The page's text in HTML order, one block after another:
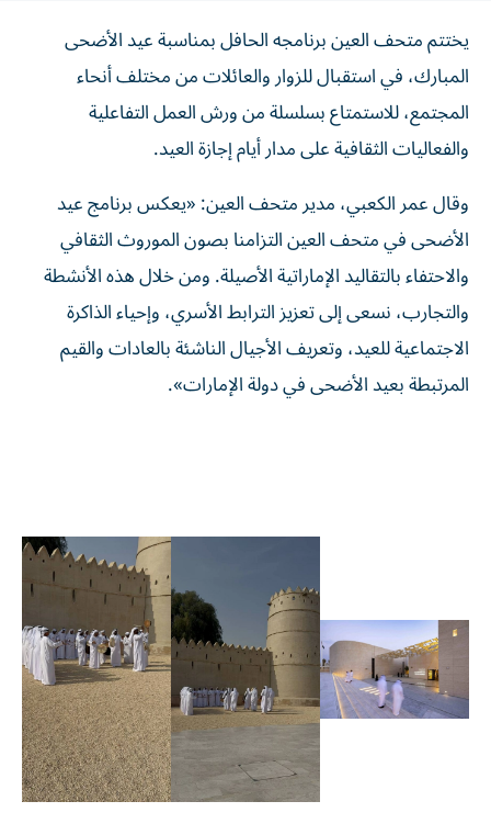
يختتم متحف العين برنامجه الحافل بمناسبة عيد الأضحى
المبارك، في استقبال للزوار والعائلات من مختلف أنحاء
المجتمع، للاستمتاع بسلسلة من ورش العمل التفاعلية
والفعاليات الثقافية على مدار أيام إجازة العيد.
وقال عمر الكعبي، مدير متحف العين: «يعكس برنامج عيد
الأضحى في متحف العين التزامنا بصون الموروث الثقافي
والاحتفاء بالتقاليد الإماراتية الأصيلة. ومن خلال هذه الأنشطة
والتجارب، نسعى إلى تعزيز الترابط الأسري، وإحياء الذاكرة
الاجتماعية للعيد، وتعريف الأجيال الناشئة بالعادات والقيم
المرتبطة بعيد الأضحى في دولة الإمارات».